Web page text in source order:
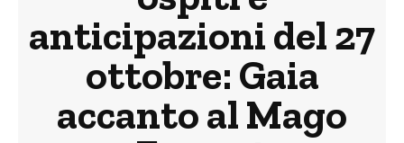
anticipazioni del 27
ottobre: Gaia
accanto al Mago